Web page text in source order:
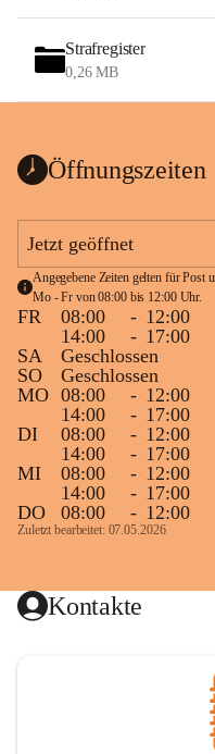
Strafregister
0,26 MB
Öffnungszeiten
Jetzt geöffnet
Angegebene Zeiten gelten für Post
Mo - Fr von 08:00 bis 12:00 Uhr.
FR 08:00 - 12:00
14:00
- 17:00
SA
Geschlossen
SO
Geschlossen
MO 08:00 - 12:00
14:00
- 17:00
DI
08:00 - 12:00
14:00
- 17:00
MI
08:00 - 12:00
14:00
- 17:00
DO
08:00 - 12:00
Zuletzt bearbeitet: 07.05.2026
Kontakte